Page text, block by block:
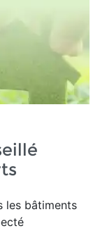
les bâtiments